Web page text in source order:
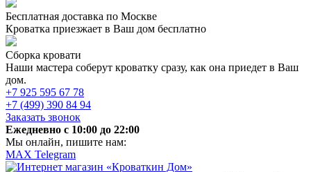
Бесплатная доставка по Москве
Кроватка приезжает в Ваш дом бесплатно
Сборка кровати
Наши мастера соберут кроватку сразу, как она приедет в Ваш
дом.
+7 925 595 67 78
+7 (499) 390 84 94
Заказать звонок
Ежедневно c 10:00 до 22:00
Мы онлайн, пишите нам:
MAX Telegram